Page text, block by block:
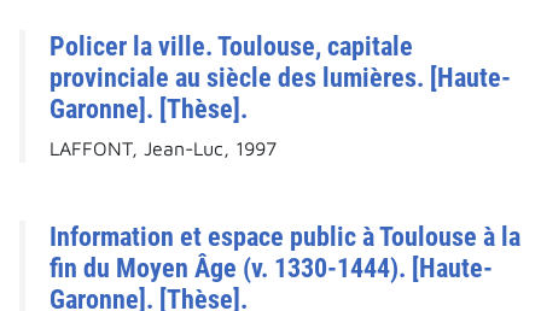
Policer la ville. Toulouse, capitale
provinciale au siècle des lumières. [Haute-
Garonne]. [Thèse].
LAFFONT, Jean-Luc, 1997
Information et espace public à Toulouse à la
fin du Moyen Âge (v. 1330-1444). [Haute-
Garonne]. [Thèse].